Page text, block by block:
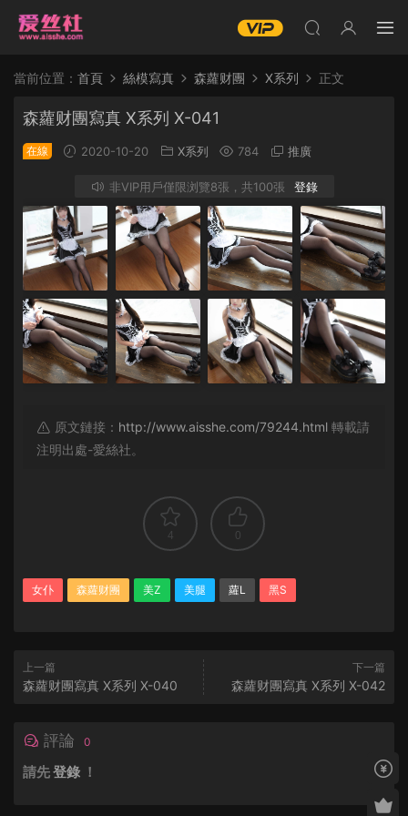
當前位置： 首頁 絲模寫真 森蘿财團 X系列 正文
森蘿财團寫真 X系列 X-041
在線 2020-10-20 X系列 784 推廣
非VIP用戶僅限浏覽8張，共100張 登錄
原文鏈接： http://www.aisshe.com/79244.html 轉載請
注明出處-愛絲社。
4 0
女仆 森蘿财團 美Z 美腿 蘿L 黑S
上一篇
森蘿财團寫真 X系列 X-040
下一篇
森蘿财團寫真 X系列 X-042
評論 0
請先登錄 ！